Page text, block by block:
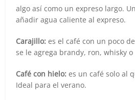
algo así como un expreso largo.
añadir agua caliente al expreso.
Carajillo: es el café con un poco
se le agrega brandy, ron, whisky
Café con hielo: es un café solo al
Ideal para el verano.